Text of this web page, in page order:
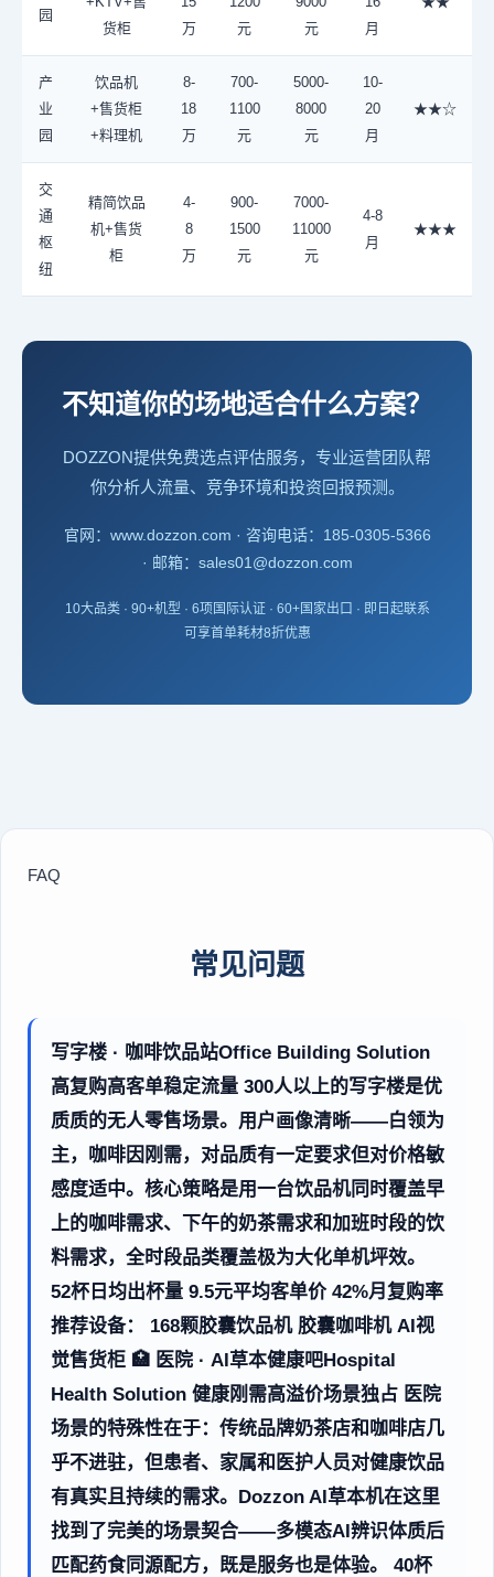
园
货柜
万
元
元
月
产
业
园
饮品机
+售货柜
+料理机
8-
18
万
700-
1100
元
5000-
8000
元
10-
20
月
★★☆
交
通
枢
纽
精简饮品
机+售货
柜
4-
8
万
900-
1500
元
7000-
11000
元
4-8
月
★★★
不知道你的场地适合什么方案？
DOZZON提供免费选点评估服务，专业运营团队帮
你分析人流量、竞争环境和投资回报预测。
官网：www.dozzon.com · 咨询电话：185-0305-5366
· 邮箱：sales01@dozzon.com
10大品类 · 90+机型 · 6项国际认证 · 60+国家出口 · 即日起联系
可享首单耗材8折优惠
FAQ
常见问题
写字楼 · 咖啡饮品站Office Building Solution
高复购高客单稳定流量 300人以上的写字楼是优
质质的无人零售场景。用户画像清晰——白领为
主，咖啡因刚需，对品质有一定要求但对价格敏
感度适中。核心策略是用一台饮品机同时覆盖早
上的咖啡需求、下午的奶茶需求和加班时段的饮
料需求，全时段品类覆盖极为大化单机坪效。
52杯日均出杯量 9.5元平均客单价 42%月复购率
推荐设备： 168颗胶囊饮品机 胶囊咖啡机 AI视
觉售货柜 🏥 医院 · AI草本健康吧Hospital
Health Solution 健康刚需高溢价场景独占 医院
场景的特殊性在于：传统品牌奶茶店和咖啡店几
乎不进驻，但患者、家属和医护人员对健康饮品
有真实且持续的需求。Dozzon AI草本机在这里
找到了完美的场景契合——多模态AI辨识体质后
匹配药食同源配方，既是服务也是体验。 40杯